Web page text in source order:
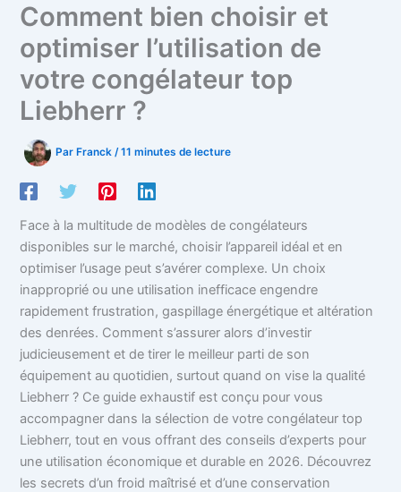
Comment bien choisir et
optimiser l’utilisation de
votre congélateur top
Liebherr ?
Par Franck/11 minutes de lecture
Face à la multitude de modèles de congélateurs
disponibles sur le marché, choisir l’appareil idéal et en
optimiser l’usage peut s’avérer complexe. Un choix
inapproprié ou une utilisation inefficace engendre
rapidement frustration, gaspillage énergétique et altération
des denrées. Comment s’assurer alors d’investir
judicieusement et de tirer le meilleur parti de son
équipement au quotidien, surtout quand on vise la qualité
Liebherr ? Ce guide exhaustif est conçu pour vous
accompagner dans la sélection de votre congélateur top
Liebherr, tout en vous offrant des conseils d’experts pour
une utilisation économique et durable en 2026. Découvrez
les secrets d’un froid maîtrisé et d’une conservation